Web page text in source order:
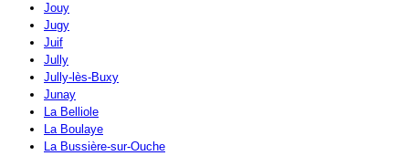
Jouy
Jugy
Juif
Jully
Jully-lès-Buxy
Junay
La Belliole
La Boulaye
La Bussière-sur-Ouche